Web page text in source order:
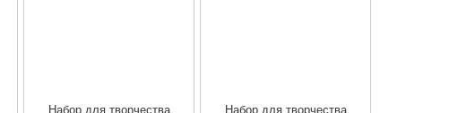
Набор для творчества
Набор для творчества